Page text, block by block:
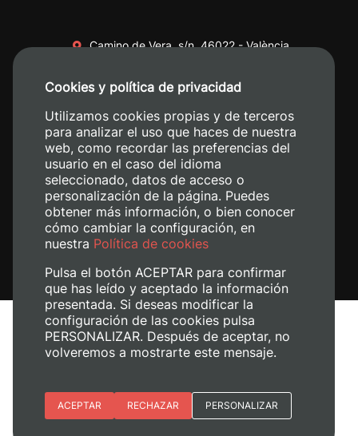
Camino de Vera, s/n. 46022 - València
+34 620 04 00 50
Aviso legal
Política de cookies
Gestionar cookies
Cookies y política de privacidad
Utilizamos cookies propias y de terceros
para analizar el uso que haces de nuestra
web, como recordar las preferencias del
usuario en el caso del idioma
seleccionado, datos de acceso o
personalización de la página. Puedes
obtener más información, o bien conocer
cómo cambiar la configuración, en
nuestra Política de cookies
Pulsa el botón ACEPTAR para confirmar
que has leído y aceptado la información
presentada. Si deseas modificar la
configuración de las cookies pulsa
PERSONALIZAR. Después de aceptar, no
volveremos a mostrarte este mensaje.
Esenciales
ACEPTAR RECHAZAR PERSONALIZAR